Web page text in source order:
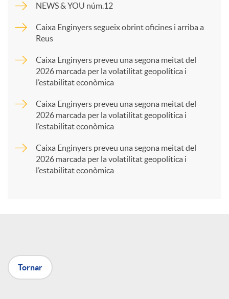
p
a
X
NEWS & YOU núm.12
Caixa Enginyers segueix obrint oficines i arriba a
Reus
Caixa Enginyers preveu una segona meitat del
2026 marcada per la volatilitat geopolítica i
l’estabilitat econòmica
Caixa Enginyers preveu una segona meitat del
2026 marcada per la volatilitat geopolítica i
l’estabilitat econòmica
Caixa Enginyers preveu una segona meitat del
2026 marcada per la volatilitat geopolítica i
l’estabilitat econòmica
Tornar